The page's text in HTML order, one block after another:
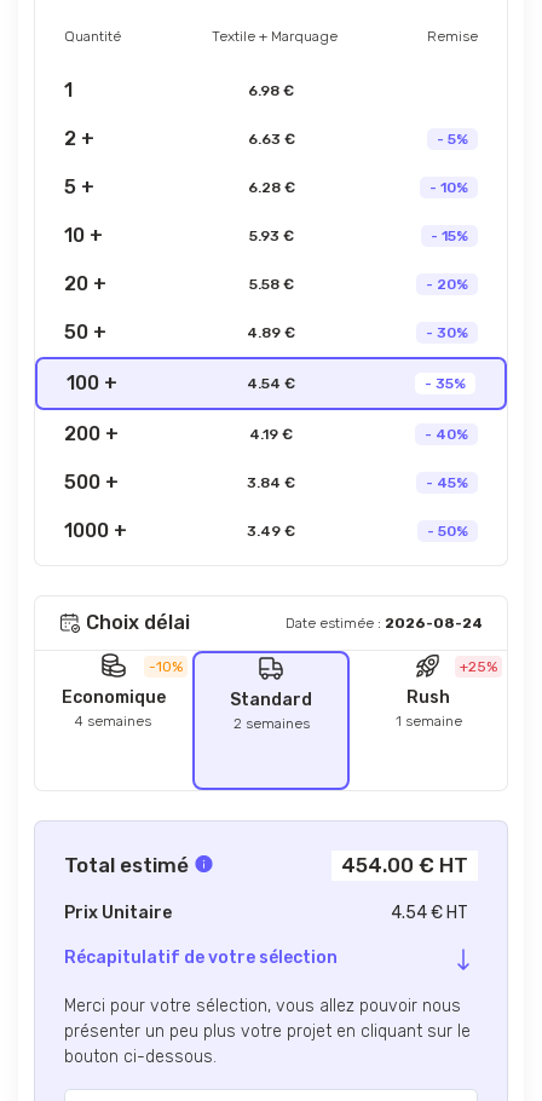
Quantité Textile + Marquage Remise
1 6.98 €
2 + 6.63 € - 5%
5 + 6.28 € - 10%
10 + 5.93 € - 15%
20 + 5.58 € - 20%
50 + 4.89 € - 30%
100 + 4.54 € - 35%
200 + 4.19 € - 40%
500 + 3.84 € - 45%
1000 + 3.49 € - 50%
Choix délai Date estimée : 2026-08-24
-10%
Economique
4 semaines
Standard
2 semaines
+25%
Rush
1 semaine
Total estimé 454.00 € HT
Prix Unitaire 4.54 € HT
Récapitulatif de votre sélection
Merci pour votre sélection, vous allez pouvoir nous
présenter un peu plus votre projet en cliquant sur le
bouton ci-dessous.